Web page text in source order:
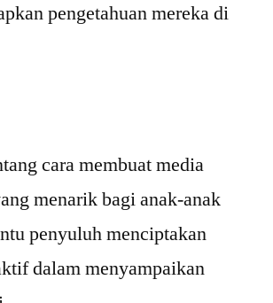
pengetahuan mereka di
cara membuat media
menarik bagi anak-anak
penyuluh menciptakan
dalam menyampaikan